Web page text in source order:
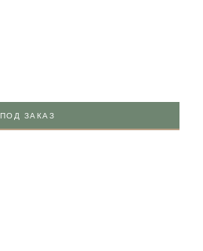
ПОД ЗАКАЗ